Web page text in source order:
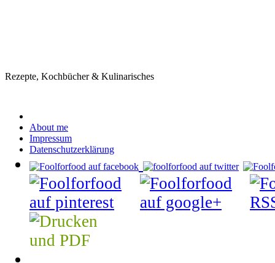
Rezepte, Kochbücher & Kulinarisches
About me
Impressum
Datenschutzerklärung